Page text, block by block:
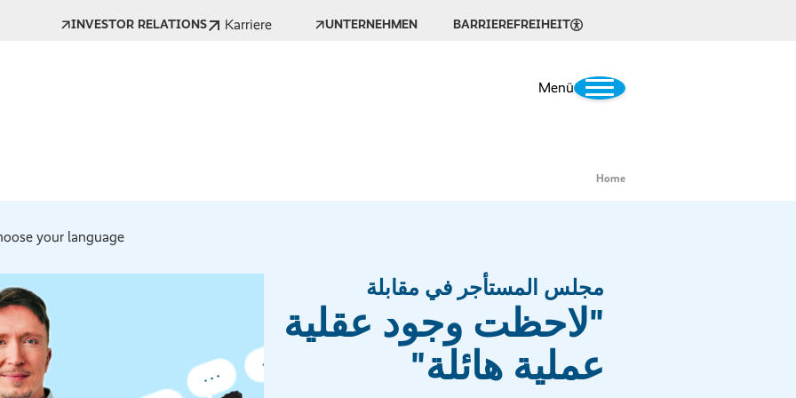
BARRIEREFREIHEIT
UNTERNEHMEN
Karriere
INVESTOR RELATIONS
Menü
Home
your language *
مجلس المستأجر في مقابلة
"لاحظت وجود عقلية
عملية هائلة"